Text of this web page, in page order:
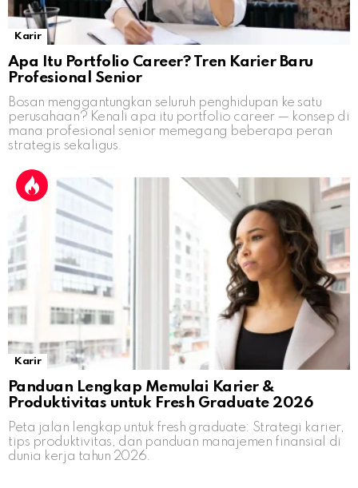
Karir
Apa Itu Portfolio Career? Tren Karier Baru
Profesional Senior
Bosan menggantungkan seluruh penghidupan ke satu
perusahaan? Kenali apa itu portfolio career — konsep di
mana profesional senior memegang beberapa peran
strategis sekaligus.
Karir
Panduan Lengkap Memulai Karier &
Produktivitas untuk Fresh Graduate 2026
Peta jalan lengkap untuk fresh graduate: Strategi karier,
tips produktivitas, dan panduan manajemen finansial di
dunia kerja tahun 2026.